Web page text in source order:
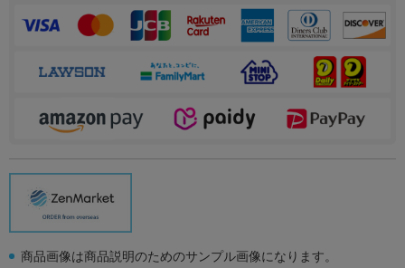
商品画像は商品説明のためのサンプル画像になります。